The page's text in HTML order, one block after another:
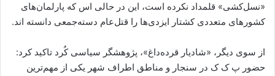
«نسل‌کشی» قلمداد نکرده است، این در حالی اس که پارلمان‌های
کشورهای متعددی کشتار ایزدی‌ها را قتل‌عام دسته‌جمعی دانسته اند.
از سوی دیگر، «شادیار قرده‌داغ»، پژوهشگر سیاسی کُرد تاکید کرد:
حضور پ ک ک در سنجار و مناطق اطراف شهر یکی از مهم‌ترین